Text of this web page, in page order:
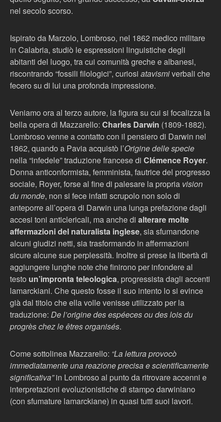
nel secolo scorso.
Ispirato da Marzolo, Lombroso, nel 1862 medico militare
in Calabria, studiò le espressioni linguistiche degli
abitanti del luogo, tra cui comunità greche e albanesi,
riscontrando “fossili filologici”, curiosi atavismiverbali che
fecero su di lui una profonda impressione.
Veniamo ora al terzo autore, la figura su cui si focalizza la
bella opera di Mazzarello: Charles Darwin (1809-1882).
Lombroso venne a contatto con il pensiero di Darwin nel
1862, quando a Pavia acquistò l’Origine delle specie
nella “infedele” traduzione francese di Clémence Royer.
Donna anticonformista, femminista, fautrice del progresso
sociale, Royer, forse al fine di palesare la propria vision
du monde, non si fece infatti scrupolo non solo di
anteporre all’opera di Darwin una lunga prefazione dagli
accesi toni anticlericali, ma anche di alterare molte
affermazioni del naturalista inglese, sia sfumandone
alcuni giudizi netti, sia trasformando in affermazioni
sicure alcune sue perplessità. Inoltre si prese la libertà di
aggiungere lunghe note che finirono per infondere al
testo un’impronta teleologica, progressista dagli accenti
lamarckiani. Che questo fosse il suo intento lo si evince
già dal titolo che ella volle venisse utilizzato per la
traduzione: De l’origine des espéeces ou des lois du
progrès chez le êtres organisés.
Come sottolinea Mazzarello: “La lettura provocò
immediatamente una reazione precisa e scientificamente
significativa”in Lombroso al punto da ritrovare accenni e
interpretazioni evoluzionistiche di stampo darwiniano
(con sfumature lamarckiane) in quasi tutti suoi lavori.